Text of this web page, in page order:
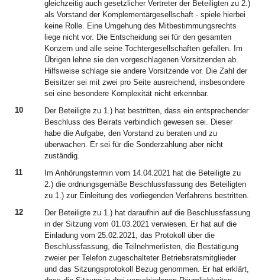
gleichzeitig auch gesetzlicher Vertreter der Beteiligten zu 2.)
als Vorstand der Komplementärgesellschaft - spiele hierbei
keine Rolle. Eine Umgehung des Mitbestimmungsrechts
liege nicht vor. Die Entscheidung sei für den gesamten
Konzern und alle seine Tochtergesellschaften gefallen. Im
Übrigen lehne sie den vorgeschlagenen Vorsitzenden ab.
Hilfsweise schlage sie andere Vorsitzende vor. Die Zahl der
Beisitzer sei mit zwei pro Seite ausreichend, insbesondere
sei eine besondere Komplexität nicht erkennbar.
10
Der Beteiligte zu 1.) hat bestritten, dass ein entsprechender
Beschluss des Beirats verbindlich gewesen sei. Dieser
habe die Aufgabe, den Vorstand zu beraten und zu
überwachen. Er sei für die Sonderzahlung aber nicht
zuständig.
11
Im Anhörungstermin vom 14.04.2021 hat die Beteiligte zu
2.) die ordnungsgemäße Beschlussfassung des Beteiligten
zu 1.) zur Einleitung des vorliegenden Verfahrens bestritten.
12
Der Beteiligte zu 1.) hat daraufhin auf die Beschlussfassung
in der Sitzung vom 01.03.2021 verwiesen. Er hat auf die
Einladung vom 25.02.2021, das Protokoll über die
Beschlussfassung, die Teilnehmerlisten, die Bestätigung
zweier per Telefon zugeschalteter Betriebsratsmitglieder
und das Sitzungsprotokoll Bezug genommen. Er hat erklärt,